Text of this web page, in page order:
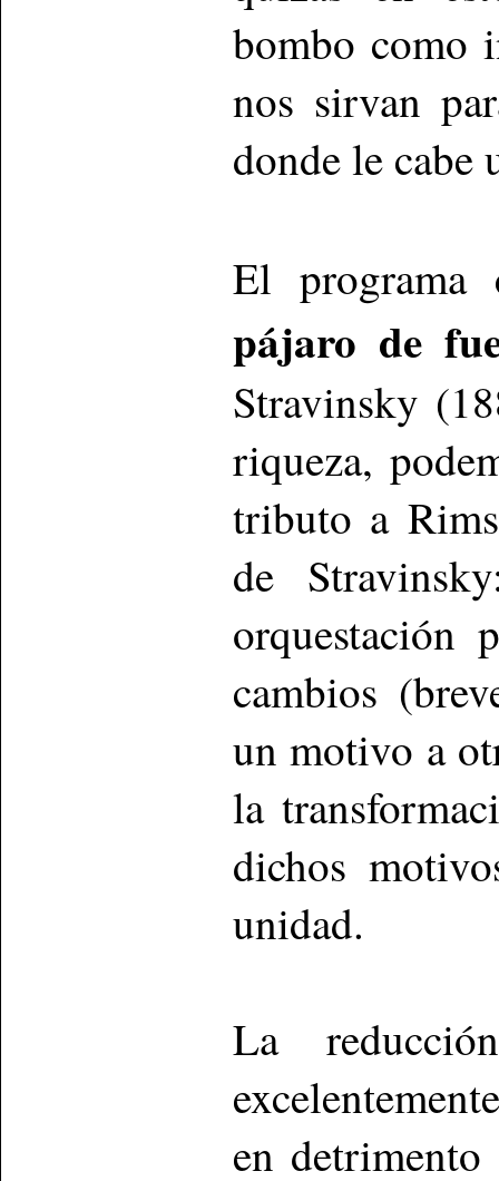
bombo como
nos sirvan
donde le
El
pájaro de
Stravinsky
riqueza,
tributo a
de
orquestación
cambios
un motivo a
la
dichos
unidad.
La
en detrimento